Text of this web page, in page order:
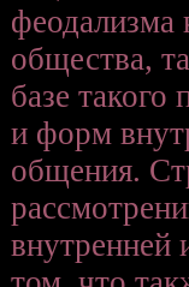
феодализма
общества,
базе
и форм
общения.
внутренней